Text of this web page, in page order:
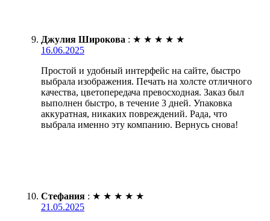
Джулия Широкова : ★ ★ ★ ★ ★
16.06.2025
Простой и удобный интерфейс на сайте, быстро
выбрала изображения. Печать на холсте отличного
качества, цветопередача превосходная. Заказ был
выполнен быстро, в течение 3 дней. Упаковка
аккуратная, никаких повреждений. Рада, что
выбрала именно эту компанию. Вернусь снова!
Стефания : ★ ★ ★ ★ ★
21.05.2025